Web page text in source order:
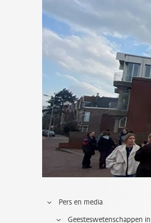
Pers en media
Geesteswetenschappen